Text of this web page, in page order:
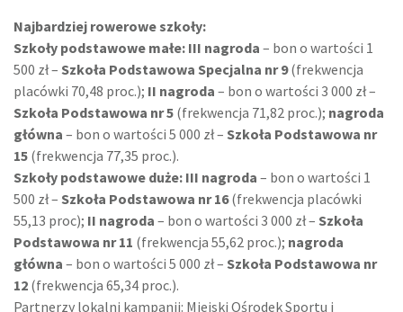
Najbardziej rowerowe szkoły:
Szkoły podstawowe małe: III nagroda – bon o wartości 1
500 zł – Szkoła Podstawowa Specjalna nr 9(frekwencja
placówki 70,48 proc.); II nagroda – bon o wartości 3 000 zł –
Szkoła Podstawowa nr 5 (frekwencja 71,82 proc.); nagroda
główna – bon o wartości 5 000 zł – Szkoła Podstawowa nr
15 (frekwencja 77,35 proc.).
Szkoły podstawowe duże: III nagroda – bon o wartości 1
500 zł – Szkoła Podstawowa nr 16(frekwencja placówki
55,13 proc); II nagroda – bon o wartości 3 000 zł – Szkoła
Podstawowa nr 11 (frekwencja 55,62 proc.); nagroda
główna – bon o wartości 5 000 zł – Szkoła Podstawowa nr
12 (frekwencja 65,34 proc.).
Partnerzy lokalni kampanii: Miejski Ośrodek Sportu i